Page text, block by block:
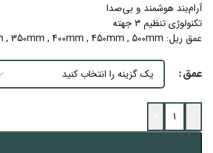
آرام‌بند هوشمند و بی‌صدا
تکنولوژی تنظیم ۳ جهته
عمق ریل: 300mm , 350mm , 400mm , 450mm , 500mm
عمق